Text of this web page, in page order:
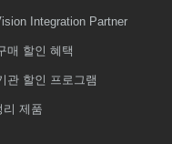
Integration Partner
매 할인 혜택
관 할인 프로그램
리 제품